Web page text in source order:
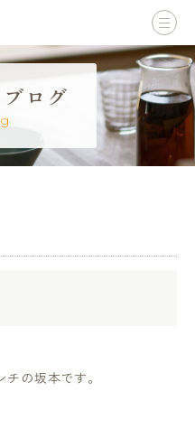
ログ
の坂本です。